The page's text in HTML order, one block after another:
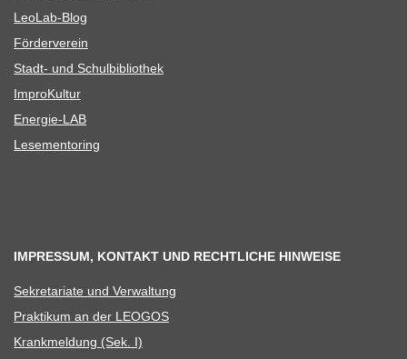
Leo­Lab-Blog
För­der­ver­ein
Stadt- und Schulbibliothek
Impro­Kul­tur
Ener­­gie-LAB
Lese­men­to­ring
IMPRESSUM, KONTAKT UND RECHTLICHE HINWEISE
Sekre­ta­riate und Verwaltung
Prak­ti­kum an der LEOGOS
Krank­mel­dung (Sek. I)